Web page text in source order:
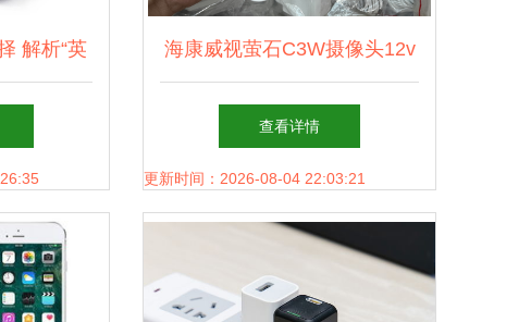
解析“英
充电器的
海康威视萤石C3W摄像头12v
电源适配器 兼容性与选择的
全面指南
查看详情
更新时间：2026-08-04 22:03:21